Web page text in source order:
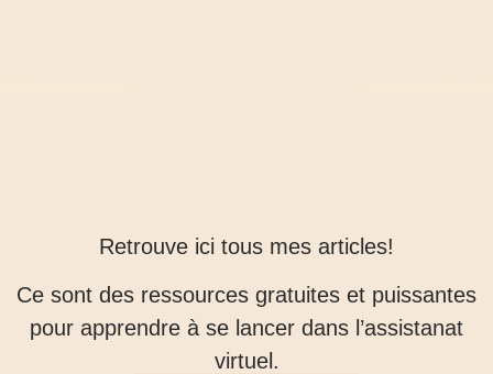
Retrouve ici tous mes articles!
Ce sont des ressources gratuites et puissantes
pour apprendre à se lancer dans l’assistanat
virtuel.